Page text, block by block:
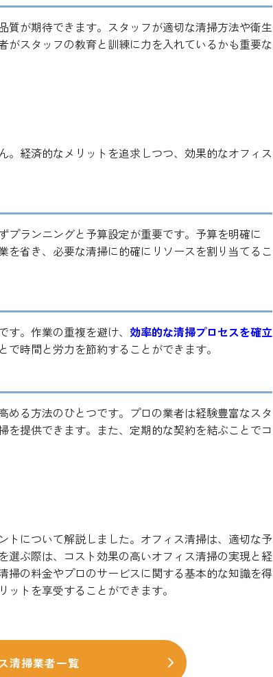
質が期待できます。スタッフが適切な清掃方法や衛生
スタッフの教育と訓練に力を入れているかも重要な
経済的なメリットを追求しつつ、効果的なオフィス
ランニングと予算設定が重要です。予算を明確に
を省き、必要な清掃に的確にリソースを割り当てるこ
。作業の重複を避け、 効率的な清掃プロセスを確立
時間と労力を節約することができます。
る方法のひとつです。プロの業者は経験豊富なスタ
提供できます。また、定期的な契約を結ぶことでコ
について解説しました。オフィス清掃は、適切な予
ぶ際は、コスト効果の高いオフィス清掃の実現と経
の料金やプロのサービスに関する基本的な知識を得
トを享受することができます。
清掃業者一覧